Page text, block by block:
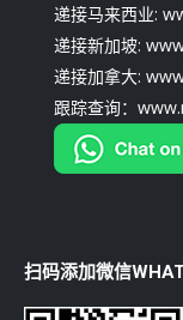
递接马来西业:
递接新加坡:
递接加拿大:
跟踪查询：
扫码添加微信